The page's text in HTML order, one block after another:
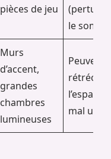
pièces de jeu
le
Murs
d’accent,
grandes
chambres
lumineuses
Peuvent
rétrécir
l’espace
mal